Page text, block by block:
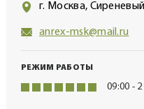
г. Москва,
anrex-msk@mail.ru
РЕЖИМ РАБОТЫ
09:00 -